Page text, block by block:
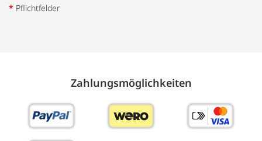
* Pflichtfelder
Zahlungs­möglich­keiten